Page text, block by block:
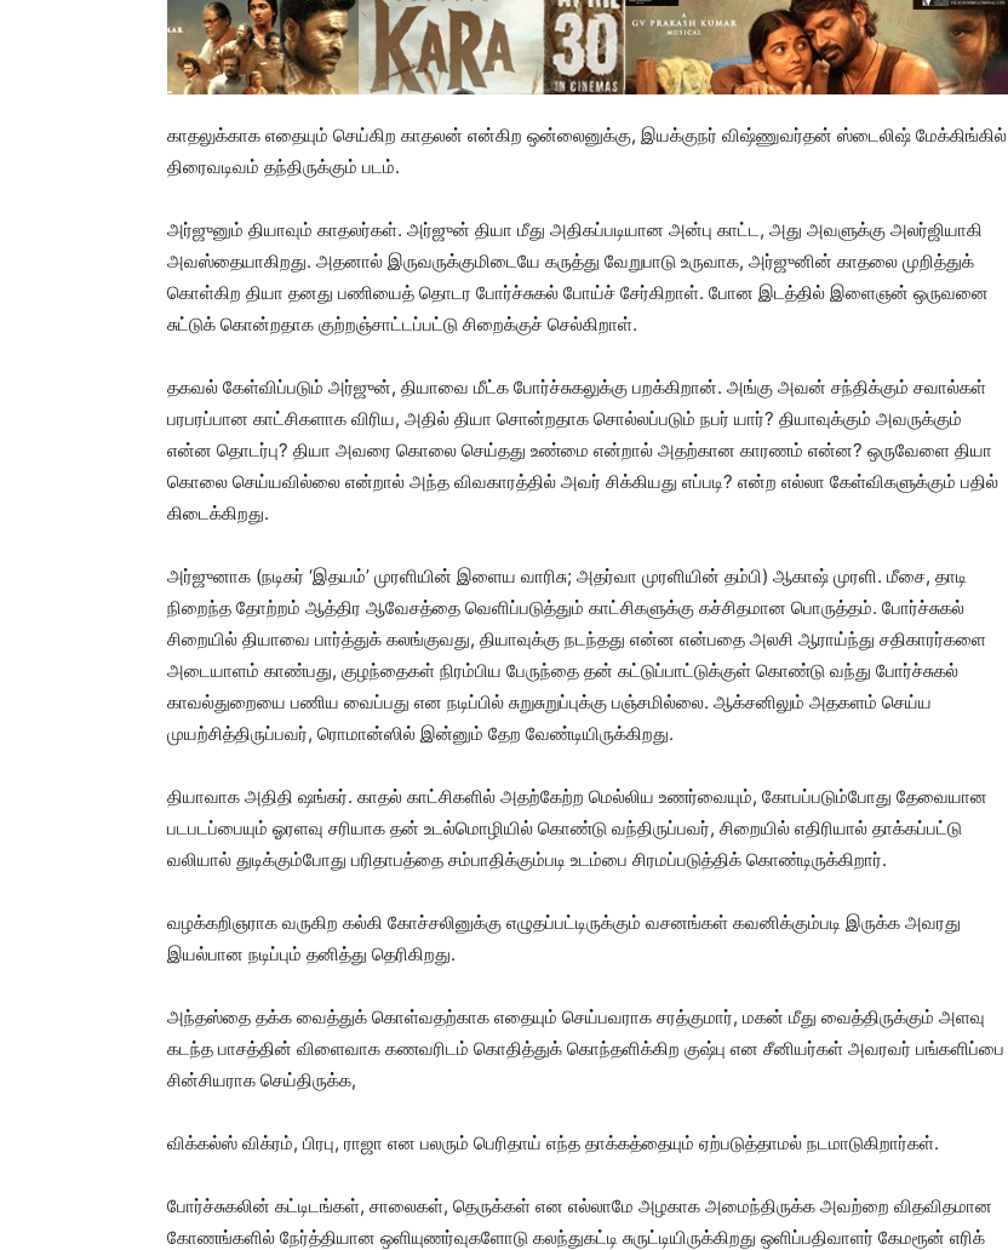
காதலுக்காக எதையும் செய்கிற காதலன் என்கிற ஒன்லைனுக்கு, இயக்குநர் விஷ்ணுவர்தன் ஸ்டைலிஷ் மேக்கிங்கில்
திரைவடிவம் தந்திருக்கும் படம்.
அர்ஜுனும் தியாவும் காதலர்கள். அர்ஜுன் தியா மீது அதிகப்படியான அன்பு காட்ட, அது அவளுக்கு அலர்ஜியாகி
அவஸ்தையாகிறது. அதனால் இருவருக்குமிடையே கருத்து வேறுபாடு உருவாக, அர்ஜுனின் காதலை முறித்துக்
கொள்கிற தியா தனது பணியைத் தொடர போர்ச்சுகல் போய்ச் சேர்கிறாள். போன இடத்தில் இளைஞன் ஒருவனை
சுட்டுக் கொன்றதாக குற்றஞ்சாட்டப்பட்டு சிறைக்குச் செல்கிறாள்.
தகவல் கேள்விப்படும் அர்ஜுன், தியாவை மீட்க போர்ச்சுகலுக்கு பறக்கிறான். அங்கு அவன் சந்திக்கும் சவால்கள்
பரபரப்பான காட்சிகளாக விரிய, அதில் தியா சொன்றதாக சொல்லப்படும் நபர் யார்? தியாவுக்கும் அவருக்கும்
என்ன தொடர்பு? தியா அவரை கொலை செய்தது உண்மை என்றால் அதற்கான காரணம் என்ன? ஒருவேளை தியா
கொலை செய்யவில்லை என்றால் அந்த விவகாரத்தில் அவர் சிக்கியது எப்படி? என்ற எல்லா கேள்விகளுக்கும் பதில்
கிடைக்கிறது.
அர்ஜுனாக (நடிகர் ‘இதயம்’ முரளியின் இளைய வாரிசு; அதர்வா முரளியின் தம்பி) ஆகாஷ் முரளி. மீசை, தாடி
நிறைந்த தோற்றம் ஆத்திர ஆவேசத்தை வெளிப்படுத்தும் காட்சிகளுக்கு கச்சிதமான பொருத்தம். போர்ச்சுகல்
சிறையில் தியாவை பார்த்துக் கலங்குவது, தியாவுக்கு நடந்தது என்ன என்பதை அலசி ஆராய்ந்து சதிகாரர்களை
அடையாளம் காண்பது, குழந்தைகள் நிரம்பிய பேருந்தை தன் கட்டுப்பாட்டுக்குள் கொண்டு வந்து போர்ச்சுகல்
காவல்துறையை பணிய வைப்பது என நடிப்பில் சுறுசுறுப்புக்கு பஞ்சமில்லை. ஆக்சனிலும் அதகளம் செய்ய
முயற்சித்திருப்பவர், ரொமான்ஸில் இன்னும் தேற வேண்டியிருக்கிறது.
தியாவாக அதிதி ஷங்கர். காதல் காட்சிகளில் அதற்கேற்ற மெல்லிய உணர்வையும், கோபப்படும்போது தேவையான
படபடப்பையும் ஓரளவு சரியாக தன் உடல்மொழியில் கொண்டு வந்திருப்பவர், சிறையில் எதிரியால் தாக்கப்பட்டு
வலியால் துடிக்கும்போது பரிதாபத்தை சம்பாதிக்கும்படி உடம்பை சிரமப்படுத்திக் கொண்டிருக்கிறார்.
வழக்கறிஞராக வருகிற கல்கி கோச்சலினுக்கு எழுதப்பட்டிருக்கும் வசனங்கள் கவனிக்கும்படி இருக்க அவரது
இயல்பான நடிப்பும் தனித்து தெரிகிறது.
அந்தஸ்தை தக்க வைத்துக் கொள்வதற்காக எதையும் செய்பவராக சரத்குமார், மகன் மீது வைத்திருக்கும் அளவு
கடந்த பாசத்தின் விளைவாக கணவரிடம் கொதித்துக் கொந்தளிக்கிற குஷ்பு என சீனியர்கள் அவரவர் பங்களிப்பை
சின்சியராக செய்திருக்க,
விக்கல்ஸ் விக்ரம், பிரபு, ராஜா என பலரும் பெரிதாய் எந்த தாக்கத்தையும் ஏற்படுத்தாமல் நடமாடுகிறார்கள்.
போர்ச்சுகலின் கட்டிடங்கள், சாலைகள், தெருக்கள் என எல்லாமே அழகாக அமைந்திருக்க அவற்றை விதவிதமான
கோணங்களில் நேர்த்தியான ஒளியுணர்வுகளோடு கலந்துகட்டி சுருட்டியிருக்கிறது ஒளிப்பதிவாளர் கேமரூன் எரிக்